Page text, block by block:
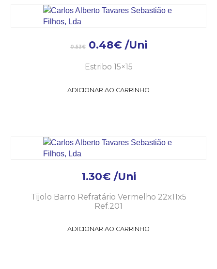
0.53€ 0.48€ /Uni
Estribo 15×15
ADICIONAR AO CARRINHO
1.30€ /Uni
Tijolo Barro Refratário Vermelho 22x11x5
Ref.201
ADICIONAR AO CARRINHO